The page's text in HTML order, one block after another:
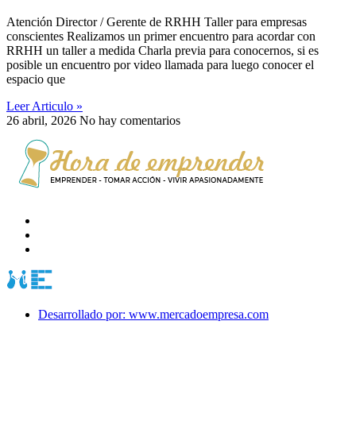
Atención Director / Gerente de RRHH Taller para empresas
conscientes Realizamos un primer encuentro para acordar con
RRHH un taller a medida Charla previa para conocernos, si es
posible un encuentro por video llamada para luego conocer el
espacio que
Leer Articulo »
26 abril, 2026 No hay comentarios
Desarrollado por: www.mercadoempresa.com